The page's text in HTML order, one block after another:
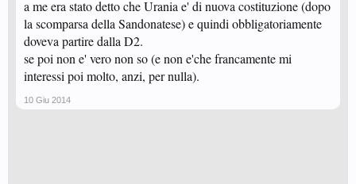
a me era stato detto che Urania e' di nuova costituzione (dopo
la scomparsa della Sandonatese) e quindi obbligatoriamente
doveva partire dalla D2.
se poi non e' vero non so (e non e'che francamente mi
interessi poi molto, anzi, per nulla).
10 Giu 2014